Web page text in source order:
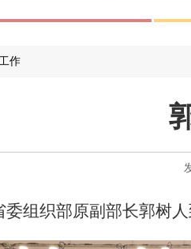
作
委组织部原副部长郭树